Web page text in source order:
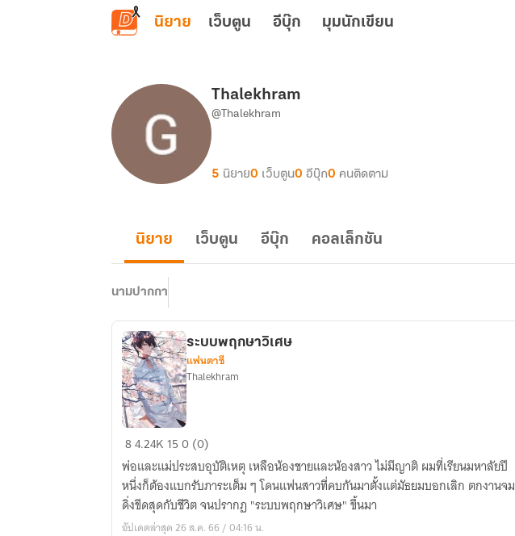
ข้ามไปยังเนื้อหาหลัก
นิยาย เว็บตูน อีบุ๊ก มุมนักเขียน
Thalekhram
@Thalekhram
5 นิยาย0 เว็บตูน0 อีบุ๊ก0 คนติดตาม
นิยาย เว็บตูน อีบุ๊ก คอลเล็กชัน
นามปากกา
ระบบ
พฤกษา
วิเศษ
ระบบพฤกษาวิเศษ
แฟนตาซี
Thalekhram
84.24K 150 (0)
พ่อและแม่ประสบอุบัติเหตุ เหลือน้องชายและน้องสาว ไม่มีญาติ ผมที่เรียนมหาลัยปี
หนึ่งก็ต้องแบกรับภาระเต็ม ๆ โดนแฟนสาวที่คบกันมาตั้งแต่มัธยมบอกเลิก ตกงานจม
ดิ่งขีดสุดกับชีวิต จนปรากฏ "ระบบพฤกษาวิเศษ" ขึ้นมา
อัปเดตล่าสุด 26 ส.ค. 66 / 04:16 น.